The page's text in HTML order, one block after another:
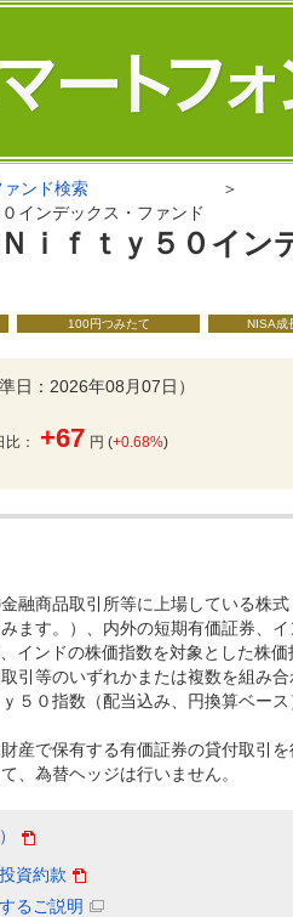
ァンド検索
＞
インデックス・ファンド
ｉｆｔｙ５０イン
100円つみたて NISA成
準日：2026年08月07日）
比： +67 円 (+0.68%)
金融商品取引所等に上場している株
ます。）、内外の短期有価証券、
インドの株価指数を対象とした株
引等のいずれかまたは複数を組み
ｙ５０指数（配当込み、円換算ベー
財産で保有する有価証券の貸付取引
、為替ヘッジは行いません。
資約款
るご説明